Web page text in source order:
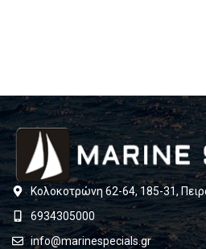
Κολοκοτρώνη 62-64, 185-31,
6934305000
info@marinespecials.gr